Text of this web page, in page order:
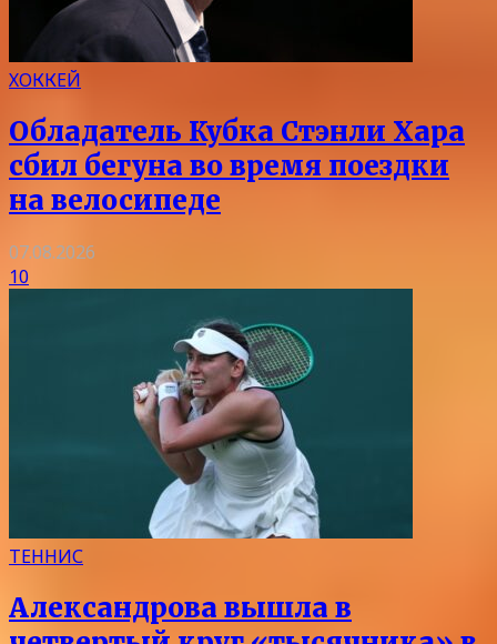
ХОККЕЙ
Обладатель Кубка Стэнли Хара
сбил бегуна во время поездки
на велосипеде
07.08.2026
10
ТЕННИС
Александрова вышла в